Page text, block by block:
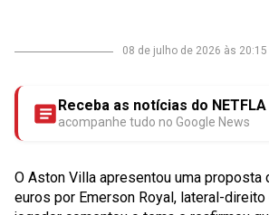
08 de julho de 2026 às 20:15
Receba as notícias do NETFLA
acompanhe tudo no Google News
O Aston Villa apresentou uma proposta
euros por Emerson Royal, lateral-direito